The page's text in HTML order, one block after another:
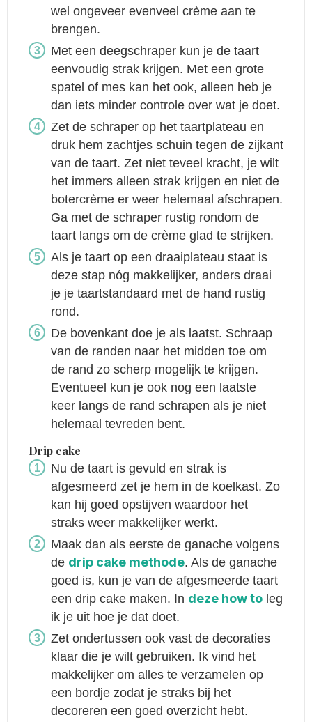
wel ongeveer evenveel crème aan te
brengen.
Met een deegschraper kun je de taart
eenvoudig strak krijgen. Met een grote
spatel of mes kan het ook, alleen heb je
dan iets minder controle over wat je doet.
Zet de schraper op het taartplateau en
druk hem zachtjes schuin tegen de zijkant
van de taart. Zet niet teveel kracht, je wilt
het immers alleen strak krijgen en niet de
botercrème er weer helemaal afschrapen.
Ga met de schraper rustig rondom de
taart langs om de crème glad te strijken.
Als je taart op een draaiplateau staat is
deze stap nóg makkelijker, anders draai
je je taartstandaard met de hand rustig
rond.
De bovenkant doe je als laatst. Schraap
van de randen naar het midden toe om
de rand zo scherp mogelijk te krijgen.
Eventueel kun je ook nog een laatste
keer langs de rand schrapen als je niet
helemaal tevreden bent.
Drip cake
Nu de taart is gevuld en strak is
afgesmeerd zet je hem in de koelkast. Zo
kan hij goed opstijven waardoor het
straks weer makkelijker werkt.
Maak dan als eerste de ganache volgens
de drip cake methode. Als de ganache
goed is, kun je van de afgesmeerde taart
een drip cake maken. In deze how to leg
ik je uit hoe je dat doet.
Zet ondertussen ook vast de decoraties
klaar die je wilt gebruiken. Ik vind het
makkelijker om alles te verzamelen op
een bordje zodat je straks bij het
decoreren een goed overzicht hebt.